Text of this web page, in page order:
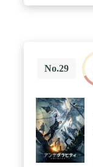
No.29